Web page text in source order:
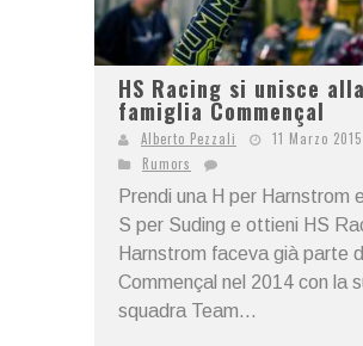
HS Racing si unisce alla
famiglia Commençal
Alberto Pezzali
11 Marzo 2015
Rumors
Prendi una H per Harnstrom
S per Suding e ottieni HS
Harnstrom faceva già parte
Commençal nel 2014 con la
squadra Team...